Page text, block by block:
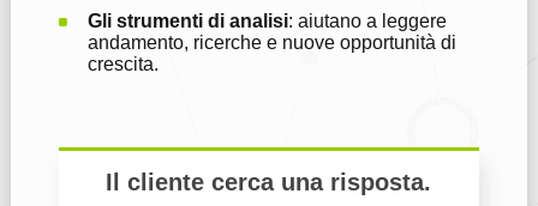
Gli strumenti di analisi: aiutano a leggere
andamento, ricerche e nuove opportunità di
crescita.
Il cliente cerca una risposta.